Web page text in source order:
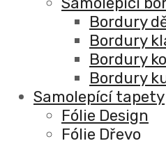
Bordury
Bordury
Bordury
Bordury
Samolepící tapety
Fólie Design
Fólie Dřevo